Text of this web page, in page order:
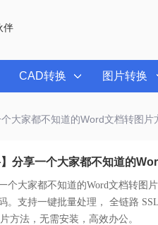
伴
CAD转换 图片转换
大家都不知道的Word文档转图片
】分享一个大家都不知道的
个大家都不知道的Word文档转图
还原且排版不乱码
方法，无需安装，高效办公。